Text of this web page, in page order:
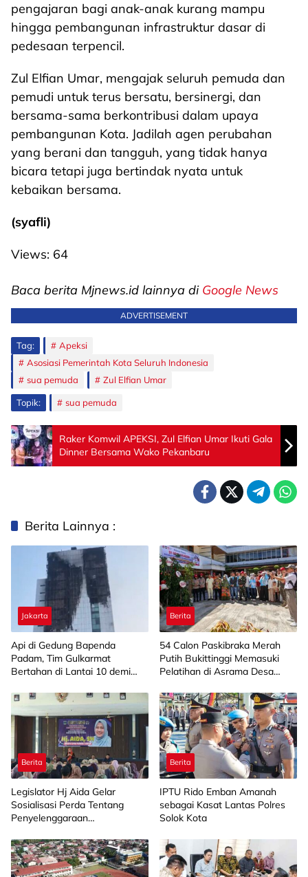
pengajaran bagi anak-anak kurang mampu
hingga pembangunan infrastruktur dasar di
pedesaan terpencil.
Zul Elfian Umar, mengajak seluruh pemuda dan
pemudi untuk terus bersatu, bersinergi, dan
bersama-sama berkontribusi dalam upaya
pembangunan Kota. Jadilah agen perubahan
yang berani dan tangguh, yang tidak hanya
bicara tetapi juga bertindak nyata untuk
kebaikan bersama.
(syafli)
Views: 64
Baca berita Mjnews.id lainnya di Google News
ADVERTISEMENT
Tag:
Apeksi
Asosiasi Pemerintah Kota Seluruh Indonesia
sua pemuda
Zul Elfian Umar
Topik: sua pemuda
Raker Komwil APEKSI, Zul Elfian Umar Ikuti Gala
Dinner Bersama Wako Pekanbaru
Berita Lainnya :
Jakarta
Api di Gedung Bapenda
Padam, Tim Gulkarmat
Bertahan di Lantai 10 demi
Perambatan
Berita
‎54 Calon Paskibraka Merah
Putih Bukittinggi Memasuki
Pelatihan di Asrama Desa
Berita
Legislator Hj Aida Gelar
Sosialisasi Perda Tentang
Penyelenggaraan
Limapuluh Kota
Berita
IPTU Rido Emban Amanah
sebagai Kasat Lantas Polres
Solok Kota